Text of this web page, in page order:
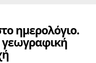
ημερολόγιο.
γεωγραφική